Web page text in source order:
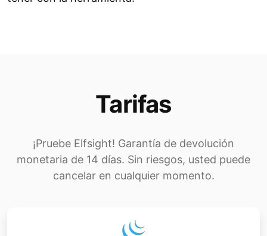
Tarifas
¡Pruebe Elfsight! Garantía de devolución
monetaria de 14 días. Sin riesgos, usted puede
cancelar en cualquier momento.